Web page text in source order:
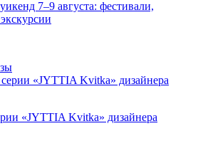
7–9 августа: фестивали,
«JYTTIA Kvitka» дизайнера